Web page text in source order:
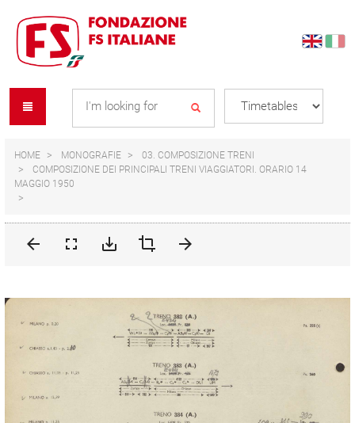
content
navigation
menu
HOME MONOGRAFIE
03. COMPOSIZIONE TRENI
COMPOSIZIONE DEI PRINCIPALI TRENI VIAGGIATORI. ORARIO 14
MAGGIO 1950